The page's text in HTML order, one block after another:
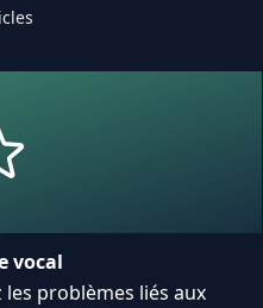
vocal
les problèmes liés aux